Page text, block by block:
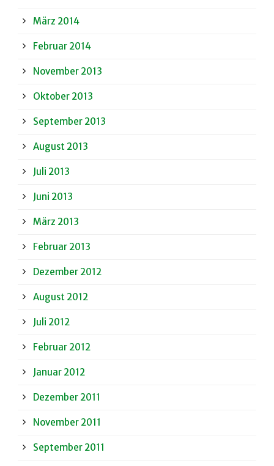
März 2014
Februar 2014
November 2013
Oktober 2013
September 2013
August 2013
Juli 2013
Juni 2013
März 2013
Februar 2013
Dezember 2012
August 2012
Juli 2012
Februar 2012
Januar 2012
Dezember 2011
November 2011
September 2011